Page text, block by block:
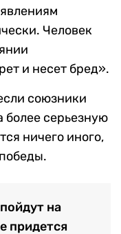
Человек
и несет бред».
союзники
более серьезную
ничего иного,
на
придется